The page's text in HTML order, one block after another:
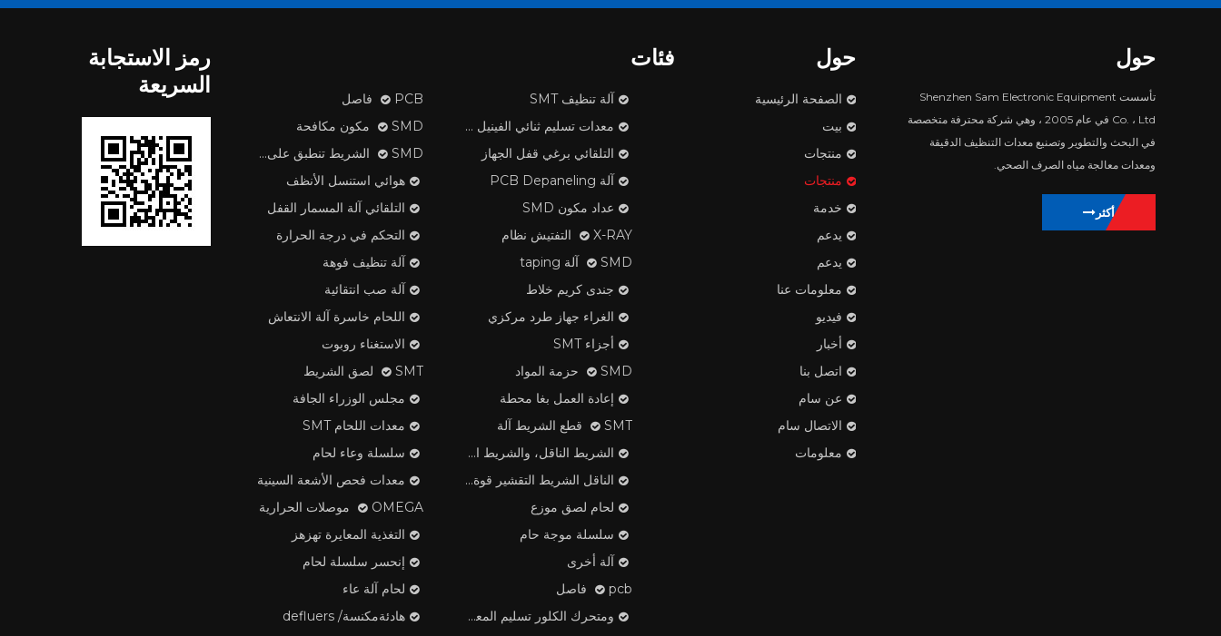
حول
تأسست Shenzhen Sam Electronic Equipment
Co. ، Ltd في عام 2005 ، وهي شركة محترفة متخصصة
في البحث والتطوير وتصنيع معدات التنظيف الدقيقة
ومعدات معالجة مياه الصرف الصحي.
يتعلم أكثر
حول
الصفحة الرئيسية
بيت
منتجات
منتجات
خدمة
يدعم
يدعم
معلومات عنا
فيديو
أخبار
اتصل بنا
عن سام
الاتصال سام
معلومات
فئات
PCB فاصل
آلة تنظيف SMT
SMD مكون مكافحة
معدات تسليم ثنائي الفينيل متعدد الكلور
SMD الشريط تنطبق على آلة
التلقائي برغي قفل الجهاز
هوائي استنسل الأنظف
آلة PCB Depaneling
التلقائي آلة المسمار القفل
عداد مكون SMD
التحكم في درجة الحرارة
X-RAY التفتيش نظام
آلة تنظيف فوهة
SMD آلة taping
آلة صب انتقائية
جندى كريم خلاط
اللحام خاسرة آلة الانتعاش
الغراء جهاز طرد مركزي
الاستغناء روبوت
أجزاء SMT
SMT لصق الشريط
SMD حزمة المواد
مجلس الوزراء الجافة
إعادة العمل بغا محطة
معدات اللحام SMT
SMT قطع الشريط آلة
سلسلة وعاء لحام
الشريط الناقل، والشريط الغطاء، منتجات البلاستيك بكرة
معدات فحص الأشعة السينية
الناقل الشريط التقشير قوة تستر
OMEGA موصلات الحرارية
لحام لصق موزع
التغذية المعايرة تهزهز
سلسلة موجة حام
إنحسر سلسلة لحام
آلة أخرى
لحام آلة عاء
pcb فاصل
هادئةمكنسة/ defluers
ومتحرك الكلور تسليم المعدات
رمز الاستجابة
السريعة